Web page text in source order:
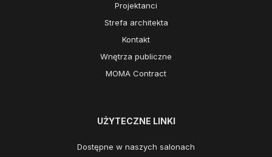
Projektanci
Strefa architekta
Kontakt
Wnętrza publiczne
MOMA Contract
UŻYTECZNE LINKI
Dostępne w naszych salonach